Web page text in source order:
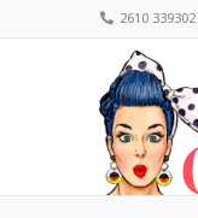
2610 339302